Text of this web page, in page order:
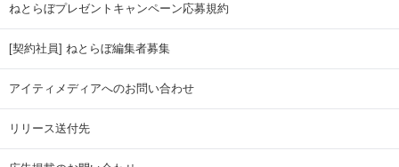
ねとらぼプレゼントキャンペーン応募規約
[契約社員] ねとらぼ編集者募集
アイティメディアへのお問い合わせ
リリース送付先